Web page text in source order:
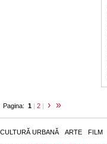
Pagina: 1 | 2 | › »
CULTURĂ URBANĂ ARTE FILM